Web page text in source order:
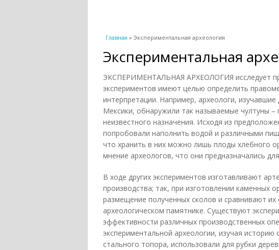
Вы здесь
Главная » Экспериментальная археология
Экспериментальная
ЭКСПЕРИМЕНТАЛЬНАЯ АРХЕОЛОГИЯ исследует
экспериментов имеют целью определить
интерпретации. Например, археологи,
Мексики, обнаружили так называемые чултуны
неизвестного назначения. Исходя из
попробовали наполнить водой и различными
что хранить в них можно лишь плоды хлебного
мнение археологов, что они предназначались
В ходе других экспериментов изготавливают
производства; так, при изготовлении каменных
размещение полученных сколов и сравнивают
археологическом памятнике. Существуют
эффективности различных производственных
экспериментальной археологии, изучая
стального топора, использовали для рубки